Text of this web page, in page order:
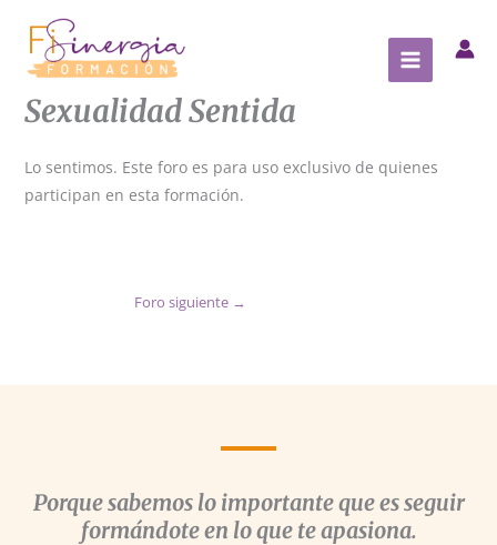
contenido
Sexualidad Sentida
Lo sentimos. Este foro es para uso exclusivo de quienes
participan en esta formación.
Foro siguiente →
Porque sabemos lo importante que es seguir
formándote en lo que te apasiona.